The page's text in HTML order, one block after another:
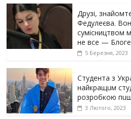
Друзі,
Федулеєва.
сумісництвом
не все —
5 Березня, 2023
Студента з
найкращuм
розробкою
3 Лютого, 2023